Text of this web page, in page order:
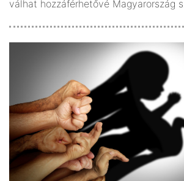
válhat hozzáférhetővé Magyarország